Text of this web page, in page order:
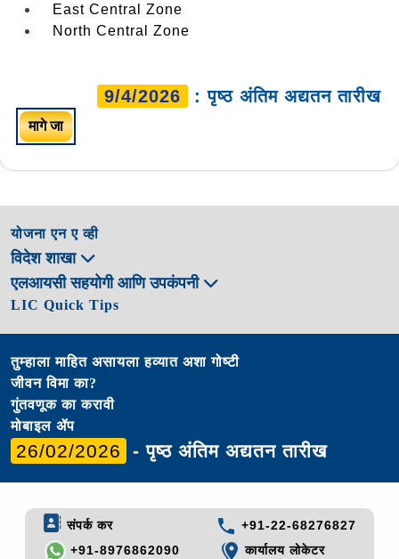
East Central Zone
North Central Zone
9/4/2026 : पृष्ठ अंतिम अद्यतन तारीख
मागे जा
योजना एन ए व्ही
विदेश शाखा
एलआयसी सहयोगी आणि उपकंपनी
LIC Quick Tips
तुम्हाला माहित असायला हव्यात अशा गोष्टी
जीवन विमा का?
गुंतवणूक का करावी
मोबाइल ॲप
26/02/2026 - पृष्ठ अंतिम अद्यतन तारीख
संपर्क कर
+91-22-68276827
+91-8976862090
कार्यालय लोकेटर